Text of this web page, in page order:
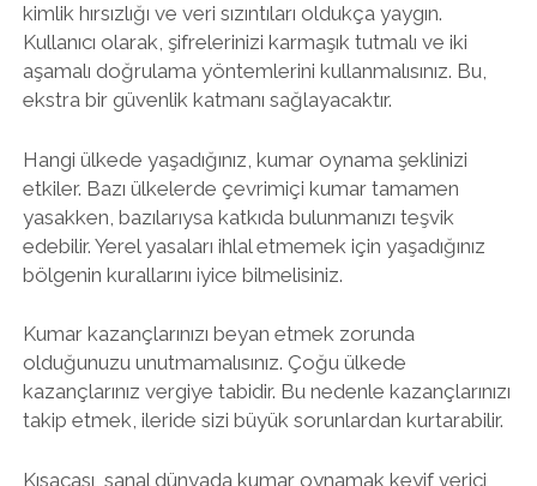
kimlik hırsızlığı ve veri sızıntıları oldukça yaygın.
Kullanıcı olarak, şifrelerinizi karmaşık tutmalı ve iki
aşamalı doğrulama yöntemlerini kullanmalısınız. Bu,
ekstra bir güvenlik katmanı sağlayacaktır.
Hangi ülkede yaşadığınız, kumar oynama şeklinizi
etkiler. Bazı ülkelerde çevrimiçi kumar tamamen
yasakken, bazılarıysa katkıda bulunmanızı teşvik
edebilir. Yerel yasaları ihlal etmemek için yaşadığınız
bölgenin kurallarını iyice bilmelisiniz.
Kumar kazançlarınızı beyan etmek zorunda
olduğunuzu unutmamalısınız. Çoğu ülkede
kazançlarınız vergiye tabidir. Bu nedenle kazançlarınızı
takip etmek, ileride sizi büyük sorunlardan kurtarabilir.
Kısacası, sanal dünyada kumar oynamak keyif verici